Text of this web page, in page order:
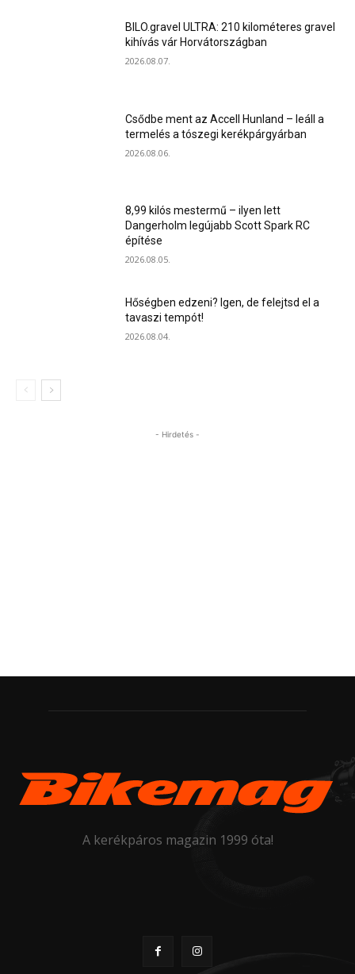
BILO.gravel ULTRA: 210 kilométeres gravel
kihívás vár Horvátországban
2026.08.07.
Csődbe ment az Accell Hunland – leáll a
termelés a tószegi kerékpárgyárban
2026.08.06.
8,99 kilós mestermű – ilyen lett
Dangerholm legújabb Scott Spark RC
építése
2026.08.05.
Hőségben edzeni? Igen, de felejtsd el a
tavaszi tempót!
2026.08.04.
- Hirdetés -
A kerékpáros magazin 1999 óta!